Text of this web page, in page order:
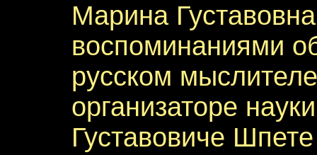
Марина
воспоминаниями
русском
организаторе
Густавовиче